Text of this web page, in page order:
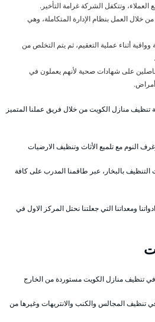
العملاء، وتتكفل الشركة غرامة التأخير.
من خلال العمل بنظام الإدارة المتكاملة، وهي
أثناء عملية التعقيم، ثم يتم التخلص من
على شهادات صحية لأنهم يعملون في
منازل الكويت من خلال فريق عملنا المتميز
النوم مع تلميع الأثاث وتنظيف الارضيات
بالبخار، عبر طاقمنا المدرب على كافة
ومعداتنا التي جعلتنا نحتل المركز الاول في
في تنظيف منازل الكويت مستوردة من الخارج
تنظيف المجالس والكنب والانتريهات وغيرها من